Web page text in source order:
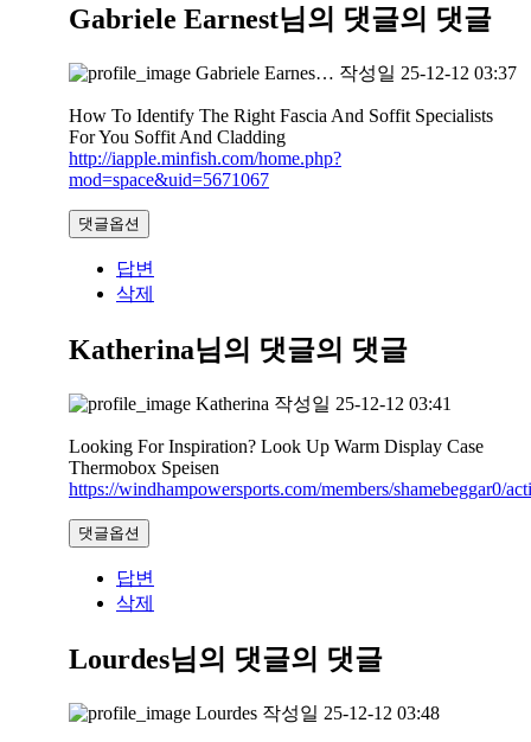
Gabriele Earnest님의 댓글의 댓글
Gabriele Earnes… 작성일 25-12-12 03:37
How To Identify The Right Fascia And Soffit Specialists
For You Soffit And Cladding
http://iapple.minfish.com/home.php?
mod=space&uid=5671067
댓글옵션
답변
삭제
Katherina님의 댓글의 댓글
Katherina 작성일 25-12-12 03:41
Looking For Inspiration? Look Up Warm Display Case
Thermobox Speisen
https://windhampowersports.com/members/shamebeggar0/
댓글옵션
답변
삭제
Lourdes님의 댓글의 댓글
Lourdes 작성일 25-12-12 03:48